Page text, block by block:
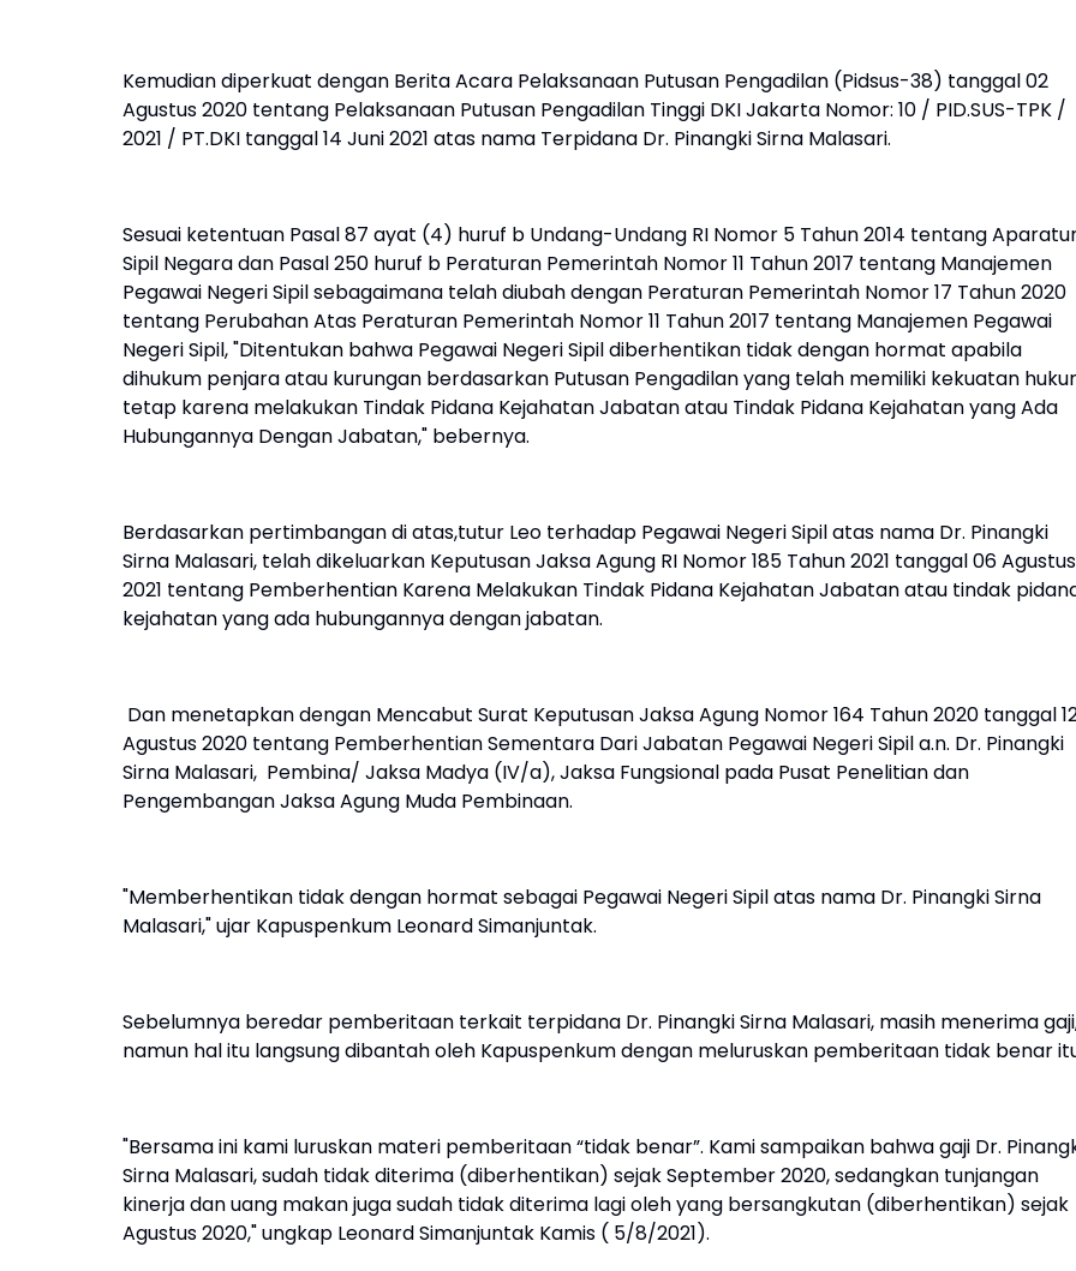
Kemudian diperkuat dengan Berita Acara Pelaksanaan Putusan Pengadilan (Pidsus-38) tanggal 02
Agustus 2020 tentang Pelaksanaan Putusan Pengadilan Tinggi DKI Jakarta Nomor: 10 / PID.SUS-TPK /
2021 / PT.DKI tanggal 14 Juni 2021 atas nama Terpidana Dr. Pinangki Sirna Malasari.
Sesuai ketentuan Pasal 87 ayat (4) huruf b Undang-Undang RI Nomor 5 Tahun 2014 tentang
Sipil Negara dan Pasal 250 huruf b Peraturan Pemerintah Nomor 11 Tahun 2017 tentang Manajemen
Pegawai Negeri Sipil sebagaimana telah diubah dengan Peraturan Pemerintah Nomor 17 Tahun 2020
tentang Perubahan Atas Peraturan Pemerintah Nomor 11 Tahun 2017 tentang Manajemen Pegawai
Negeri Sipil, "Ditentukan bahwa Pegawai Negeri Sipil diberhentikan tidak dengan hormat apabila
dihukum penjara atau kurungan berdasarkan Putusan Pengadilan yang telah memiliki kekuatan
tetap karena melakukan Tindak Pidana Kejahatan Jabatan atau Tindak Pidana Kejahatan yang Ada
Hubungannya Dengan Jabatan," bebernya.
Berdasarkan pertimbangan di atas,tutur Leo terhadap Pegawai Negeri Sipil atas nama Dr. Pinangki
Sirna Malasari, telah dikeluarkan Keputusan Jaksa Agung RI Nomor 185 Tahun 2021 tanggal 06 Agustus
2021 tentang Pemberhentian Karena Melakukan Tindak Pidana Kejahatan Jabatan atau tindak
kejahatan yang ada hubungannya dengan jabatan.
Dan menetapkan dengan Mencabut Surat Keputusan Jaksa Agung Nomor 164 Tahun 2020 tanggal
Agustus 2020 tentang Pemberhentian Sementara Dari Jabatan Pegawai Negeri Sipil a.n. Dr. Pinangki
Sirna Malasari, Pembina/ Jaksa Madya (IV/a), Jaksa Fungsional pada Pusat Penelitian dan
Pengembangan Jaksa Agung Muda Pembinaan.
"Memberhentikan tidak dengan hormat sebagai Pegawai Negeri Sipil atas nama Dr. Pinangki Sirna
Malasari," ujar Kapuspenkum Leonard Simanjuntak.
Sebelumnya beredar pemberitaan terkait terpidana Dr. Pinangki Sirna Malasari, masih menerima
namun hal itu langsung dibantah oleh Kapuspenkum dengan meluruskan pemberitaan tidak benar
"Bersama ini kami luruskan materi pemberitaan “tidak benar”. Kami sampaikan bahwa gaji Dr.
Sirna Malasari, sudah tidak diterima (diberhentikan) sejak September 2020, sedangkan tunjangan
kinerja dan uang makan juga sudah tidak diterima lagi oleh yang bersangkutan (diberhentikan) sejak
Agustus 2020," ungkap Leonard Simanjuntak Kamis ( 5/8/2021).